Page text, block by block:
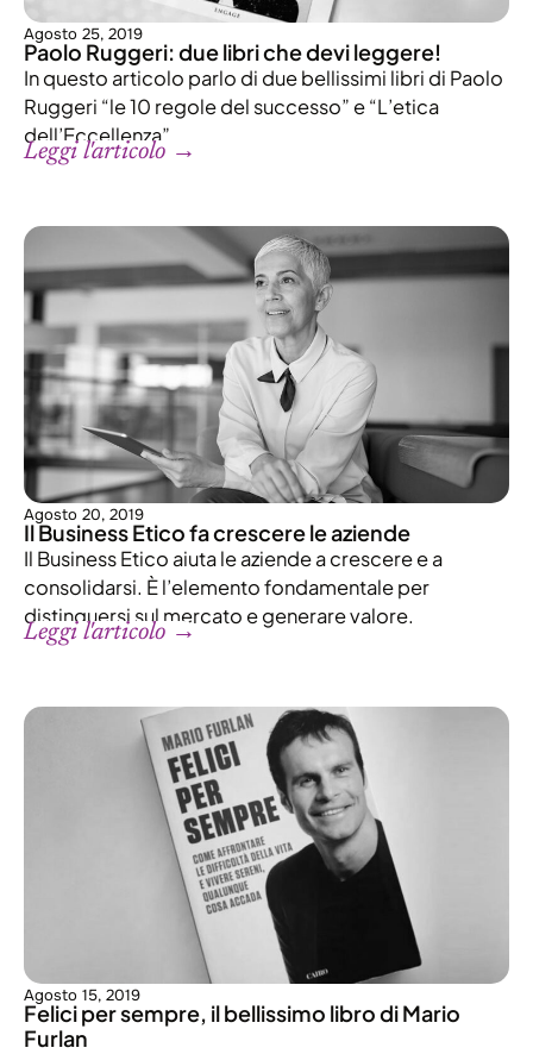
Agosto 25, 2019
Paolo Ruggeri: due libri che devi leggere!
In questo articolo parlo di due bellissimi libri di Paolo
Ruggeri “le 10 regole del successo” e “L’etica
dell’Eccellenza”.
Leggi l'articolo →
Agosto 20, 2019
Il Business Etico fa crescere le aziende
Il Business Etico aiuta le aziende a crescere e a
consolidarsi. È l’elemento fondamentale per
distinguersi sul mercato e generare valore.
Leggi l'articolo →
Agosto 15, 2019
Felici per sempre, il bellissimo libro di Mario
Furlan